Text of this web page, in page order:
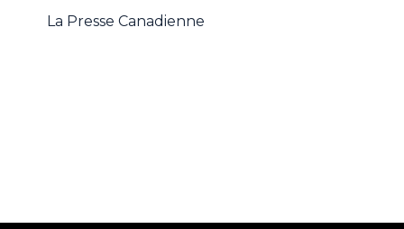
La Presse Canadienne